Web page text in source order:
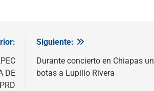
DE
Siguiente:
Durante concierto en Chiapas
botas a Lupillo Rivera